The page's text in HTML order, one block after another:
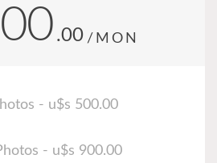
.00 /MON
- u$s 500.00
- u$s 900.00